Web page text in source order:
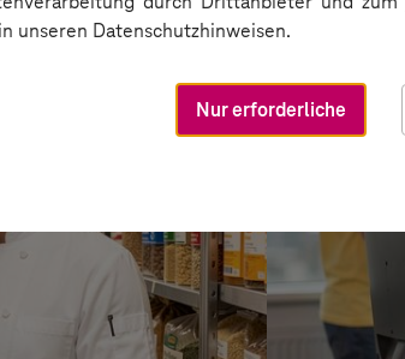
unseren Datenschutzhinweisen.
Nur erforderliche